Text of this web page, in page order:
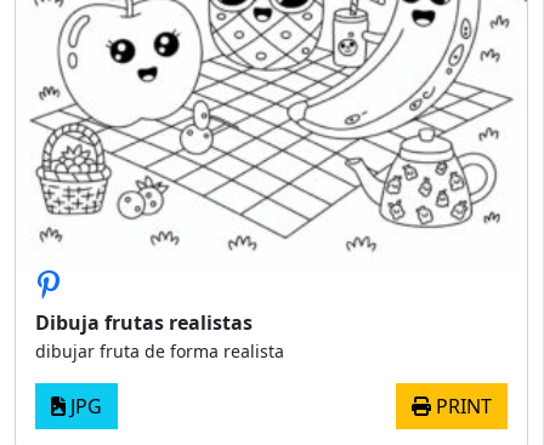
Dibuja frutas realistas
dibujar fruta de forma realista
JPG PRINT